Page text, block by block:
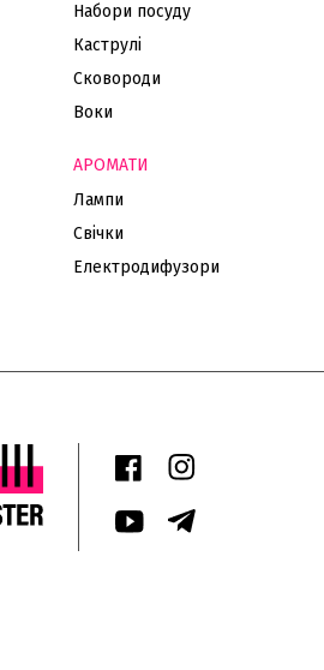
Набори посуду
Каструлі
Сковороди
Воки
АРОМАТИ
Лампи
Свічки
Електродифузори